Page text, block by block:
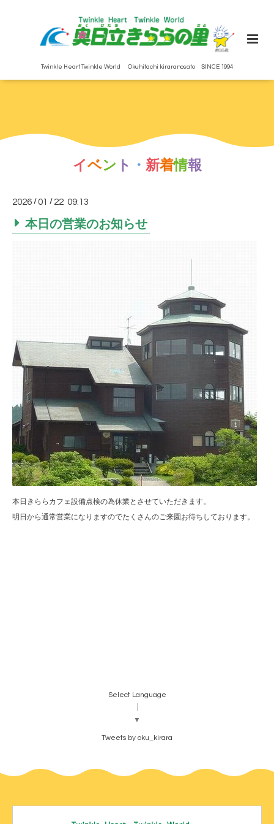
Twinkle Heart Twinkle World Okuhitachi kiraranosato SINCE 1994
イ ベン ト ・ 新着情報
2026 /01 / 22 09:13
本日の営業のお知らせ
本日きららカフェ設備点検の為休業とさせていただきます。
明日から通常営業になりますのでたくさんのご来園お待ちしております。
Select Language
▼
Tweets by oku_kirara